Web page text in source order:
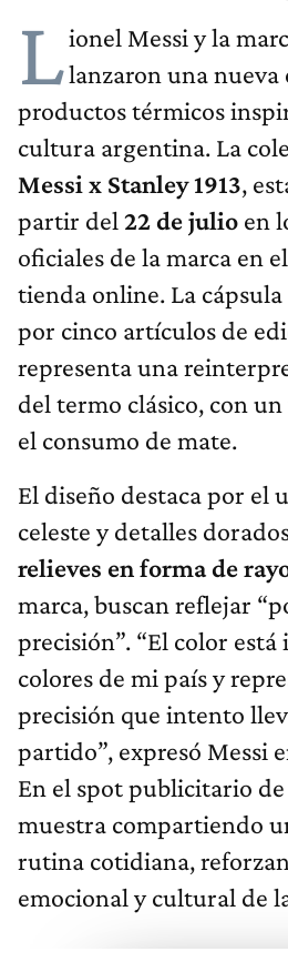
Lionel Messi y la
lanzaron una nueva
productos térmicos
cultura argentina. La
Messi x Stanley 1913,
partir del 22 de julio en
oficiales de la marca en
tienda online. La
por cinco artículos de
representa una
del termo clásico, con
el consumo de mate.
El diseño destaca por el
celeste y detalles
relieves en forma de
marca, buscan reflejar
precisión”. “El color
colores de mi país y
precisión que intento
partido”, expresó Messi
En el spot publicitario de
muestra compartiendo
rutina cotidiana,
emocional y cultural de